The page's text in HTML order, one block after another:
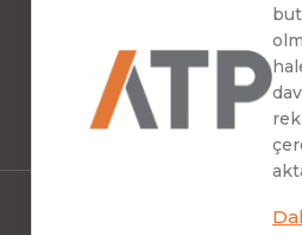
Kişisel Verilerin